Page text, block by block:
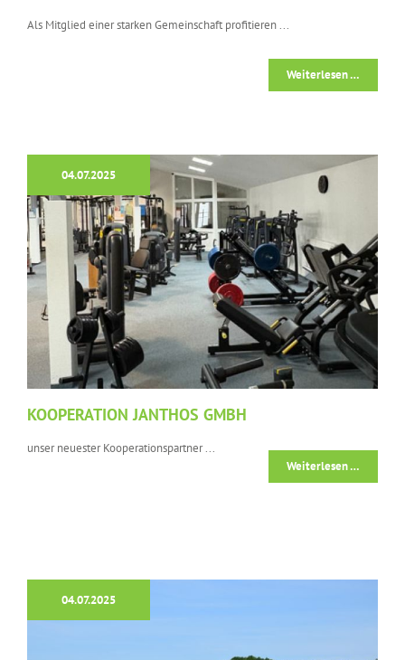
Als Mitglied einer starken Gemeinschaft profitieren ...
Weiterlesen …
04.07.2025
KOOPERATION JANTHOS GMBH
unser neuester Kooperationspartner ...
Weiterlesen …
04.07.2025